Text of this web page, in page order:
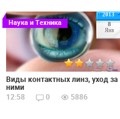
2013
8
Янв
Наука и Техника
Виды контактных линз, уход за
ними
12:58
0 5886